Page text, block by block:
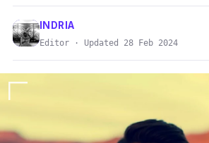
INDRIA
Editor · Updated 28 Feb 2024